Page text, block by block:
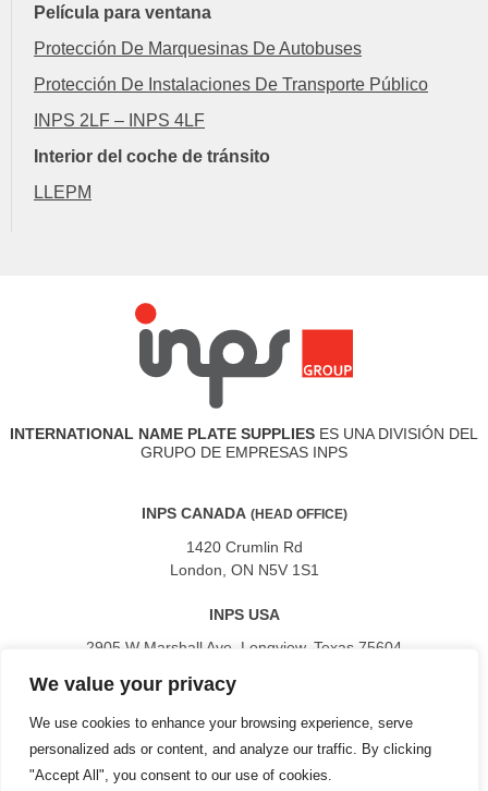
We value your privacy
We use cookies to enhance your browsing experience, serve
personalized ads or content, and analyze our traffic. By clicking
"Accept All", you consent to our use of cookies.
Película para ventana
Protección De Marquesinas De Autobuses
Protección De Instalaciones De Transporte Público
INPS 2LF – INPS 4LF
Interior del coche de tránsito
LLEPM
INTERNATIONAL NAME PLATE SUPPLIES ES UNA DIVISIÓN DEL
GRUPO DE EMPRESAS INPS
INPS CANADA (HEAD OFFICE)
1420 Crumlin Rd
London, ON N5V 1S1
INPS USA
2905 W Marshall Ave. Longview, Texas 75604
INPS MEXICO
Av Acueducto 161 Depto C24 San Lorenzo Huipulco Tlalpan 14370
Ciudad de Mexico